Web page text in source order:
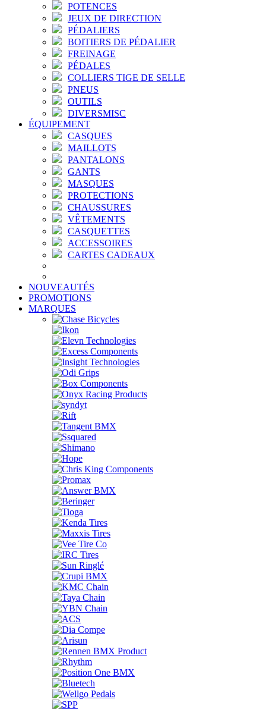
POTENCES
JEUX DE DIRECTION
PÉDALIERS
BOITIERS DE PÉDALIER
FREINAGE
PÉDALES
COLLIERS TIGE DE SELLE
PNEUS
OUTILS
DIVERSMISC
ÉQUIPEMENT
CASQUES
MAILLOTS
PANTALONS
GANTS
MASQUES
PROTECTIONS
CHAUSSURES
VÊTEMENTS
CASQUETTES
ACCESSOIRES
CARTES CADEAUX
NOUVEAUTÉS
PROMOTIONS
MARQUES